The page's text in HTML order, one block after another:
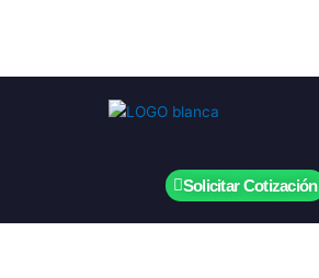
Solicitar Cotización